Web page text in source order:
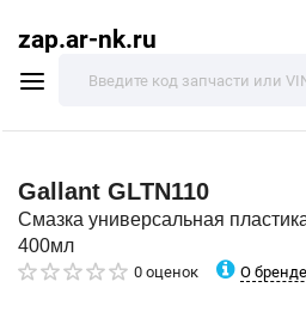
zap.ar-nk.ru
Gallant GLTN110
Смазка универсальная
400мл
0 оценок О